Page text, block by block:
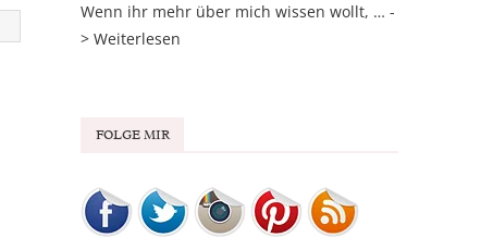
Wenn ihr mehr über mich wissen wollt, … -
> Weiterlesen
FOLGE MIR